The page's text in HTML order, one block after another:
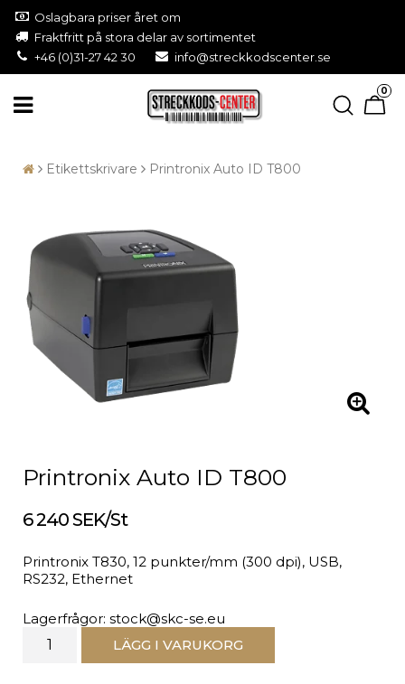
Oslagbara priser året om
Fraktfritt på stora delar av sortimentet
+46 (0)31-27 42 30
info@streckkodscenter.se
0
Etikettskrivare Printronix Auto ID T800
Printronix Auto ID T800
6 240 SEK/St
Printronix T830, 12 punkter/mm (300 dpi), USB,
RS232, Ethernet
Lagerfrågor: stock@skc-se.eu
LÄGG I VARUKORG